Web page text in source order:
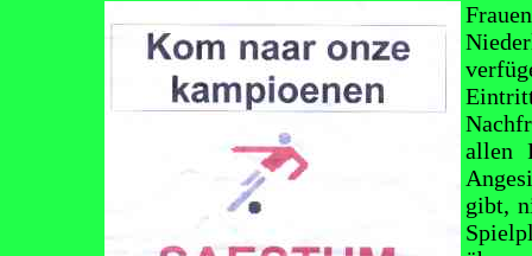
allen
gibt,